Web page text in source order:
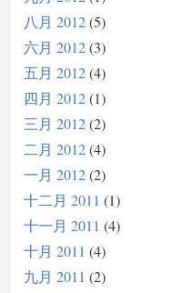
八月 2012 5
六月 2012 3
五月 2012 4
四月 2012 1
三月 2012 2
二月 2012 4
一月 2012 2
十二月 2011
1
十一月 2011 4
十月 2011 4
九月 2011 2